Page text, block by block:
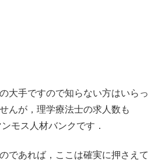
大手ですので知らない方はいらっ
んが，理学療法士の求人数も
モス人材バンクです．
であれば，ここは確実に押さえて